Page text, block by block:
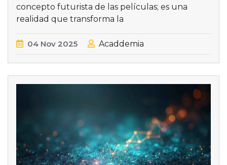
concepto futurista de las películas; es una
realidad que transforma la
04 Nov 2025 Acaddemia